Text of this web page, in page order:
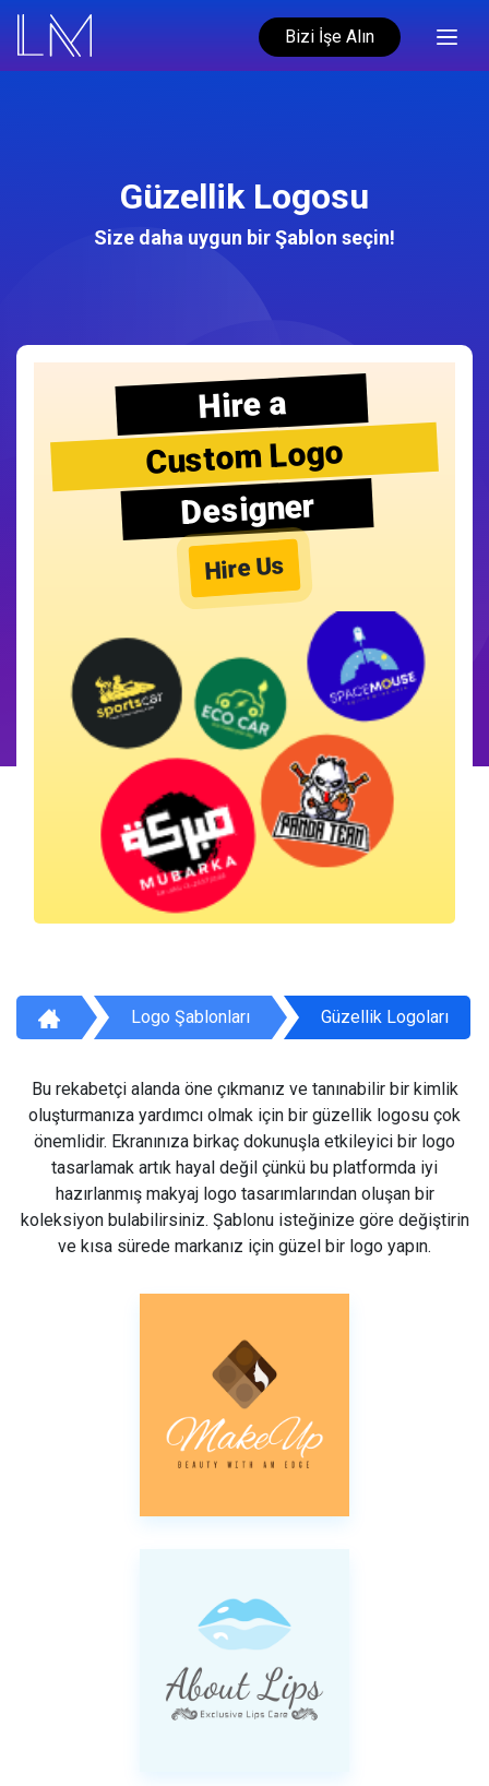
Bizi İşe Alın
Güzellik Logosu
Size daha uygun bir Şablon seçin!
Hire a
Custom Logo
Designer
Hire Us
Logo Şablonları Güzellik Logoları
Bu rekabetçi alanda öne çıkmanız ve tanınabilir bir kimlik
oluşturmanıza yardımcı olmak için bir güzellik logosu çok
önemlidir. Ekranınıza birkaç dokunuşla etkileyici bir logo
tasarlamak artık hayal değil çünkü bu platformda iyi
hazırlanmış makyaj logo tasarımlarından oluşan bir
koleksiyon bulabilirsiniz. Şablonu isteğinize göre değiştirin
ve kısa sürede markanız için güzel bir logo yapın.